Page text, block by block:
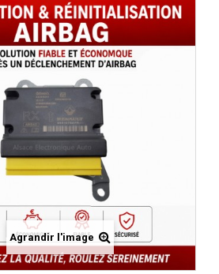
Agrandir l'image